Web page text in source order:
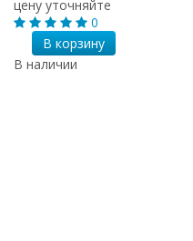
цену уточняйте
0
В корзину
В наличии